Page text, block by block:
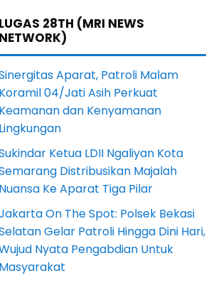
LUGAS 28TH (MRI NEWS
NETWORK)
Aparat, Patroli Malam
Koramil 04/Jati Asih Perkuat
Keamanan dan Kenyamanan
Lingkungan
Ketua LDII Ngaliyan Kota
Distribusikan Majalah
Nuansa Ke Aparat Tiga Pilar
On The Spot: Polsek Bekasi
Gelar Patroli Hingga Dini Hari,
Nyata Pengabdian Untuk
Masyarakat